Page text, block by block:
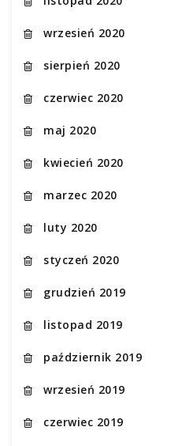
wrzesień 2020
sierpień 2020
czerwiec 2020
maj 2020
kwiecień 2020
marzec 2020
luty 2020
styczeń 2020
grudzień 2019
listopad 2019
październik 2019
wrzesień 2019
czerwiec 2019